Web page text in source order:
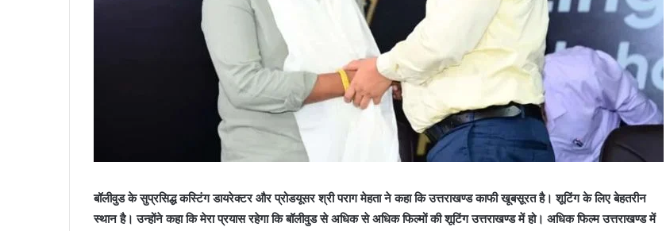
बॉलीवुड के सुप्रसिद्ध कस्टिंग डायरेक्टर और प्रोडयूसर श्री पराग मेहता ने कहा कि उत्तराखण्ड काफी खूबसूरत है। शूटिंग के लिए बेहतरीन
स्थान है। उन्होंने कहा कि मेरा प्रयास रहेगा कि बॉलीवुड से अधिक से अधिक फिल्मों की शूटिंग उत्तराखण्ड में हो। अधिक फिल्म उत्तराखण्ड में